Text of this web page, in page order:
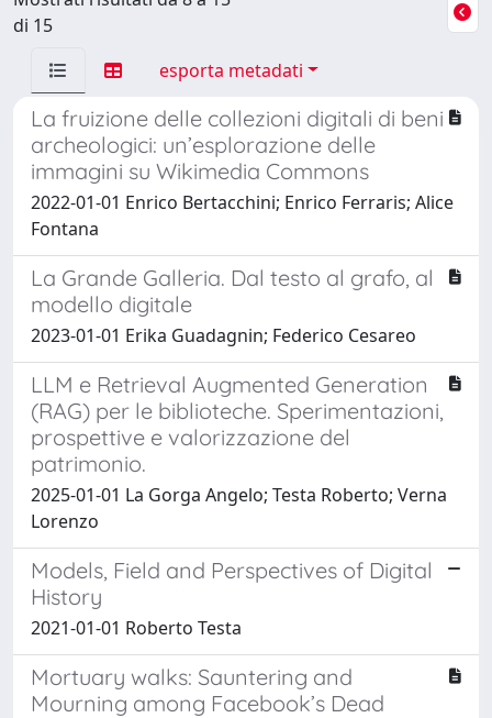
di 15
esporta metadati
La fruizione delle collezioni digitali di beni
archeologici: un’esplorazione delle
immagini su Wikimedia Commons
2022-01-01 Enrico Bertacchini; Enrico Ferraris; Alice
Fontana
La Grande Galleria. Dal testo al grafo, al
modello digitale
2023-01-01 Erika Guadagnin; Federico Cesareo
LLM e Retrieval Augmented Generation
(RAG) per le biblioteche. Sperimentazioni,
prospettive e valorizzazione del
patrimonio.
2025-01-01 La Gorga Angelo; Testa Roberto; Verna
Lorenzo
Models, Field and Perspectives of Digital
History
2021-01-01 Roberto Testa
Mortuary walks: Sauntering and
Mourning among Facebook’s Dead